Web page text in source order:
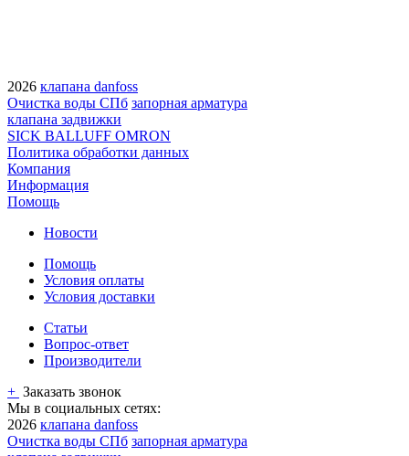
2026 клапана danfoss
Очистка воды СПб запорная арматура
клапана задвижки
SICK BALLUFF OMRON
Политика обработки данных
Компания
Информация
Помощь
Новости
Помощь
Условия оплаты
Условия доставки
Статьи
Вопрос-ответ
Производители
+ Заказать звонок
Мы в социальных сетях:
2026 клапана danfoss
Очистка воды СПб запорная арматура